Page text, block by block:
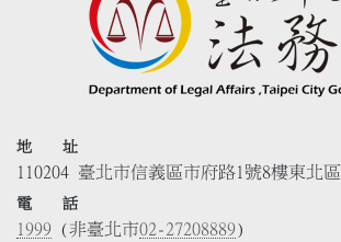
地 址
110204 臺北市信義區市府路1號8樓東北區
電 話
1999 (非臺北市02-27208889)